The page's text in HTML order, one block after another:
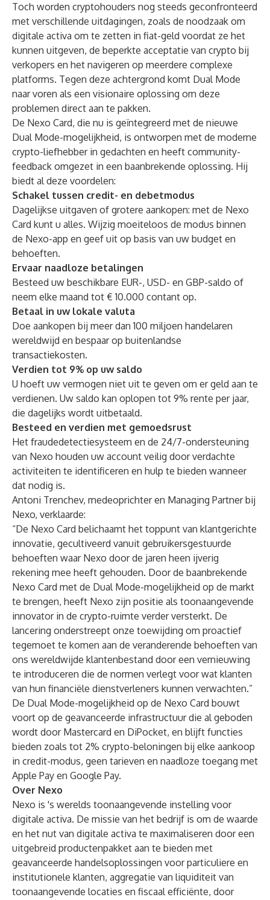
Toch worden cryptohouders nog steeds geconfronteerd
met verschillende uitdagingen, zoals de noodzaak om
digitale activa om te zetten in fiat-geld voordat ze het
kunnen uitgeven, de beperkte acceptatie van crypto bij
verkopers en het navigeren op meerdere complexe
platforms. Tegen deze achtergrond komt Dual Mode
naar voren als een visionaire oplossing om deze
problemen direct aan te pakken.
De Nexo Card, die nu is geïntegreerd met de nieuwe
Dual Mode-mogelijkheid, is ontworpen met de moderne
crypto-liefhebber in gedachten en heeft community-
feedback omgezet in een baanbrekende oplossing. Hij
biedt al deze voordelen:
Schakel tussen credit- en debetmodus
Dagelijkse uitgaven of grotere aankopen: met de Nexo
Card kunt u alles. Wijzig moeiteloos de modus binnen
de Nexo-app en geef uit op basis van uw budget en
behoeften.
Ervaar naadloze betalingen
Besteed uw beschikbare EUR-, USD- en GBP-saldo of
neem elke maand tot € 10.000 contant op.
Betaal in uw lokale valuta
Doe aankopen bij meer dan 100 miljoen handelaren
wereldwijd en bespaar op buitenlandse
transactiekosten.
Verdien tot 9% op uw saldo
U hoeft uw vermogen niet uit te geven om er geld aan te
verdienen. Uw saldo kan oplopen tot 9% rente per jaar,
die dagelijks wordt uitbetaald.
Besteed en verdien met gemoedsrust
Het fraudedetectiesysteem en de 24/7-ondersteuning
van Nexo houden uw account veilig door verdachte
activiteiten te identificeren en hulp te bieden wanneer
dat nodig is.
Antoni Trenchev, medeoprichter en Managing Partner bij
Nexo, verklaarde:
“De Nexo Card belichaamt het toppunt van klantgerichte
innovatie, gecultiveerd vanuit gebruikersgestuurde
behoeften waar Nexo door de jaren heen ijverig
rekening mee heeft gehouden. Door de baanbrekende
Nexo Card met de Dual Mode-mogelijkheid op de markt
te brengen, heeft Nexo zijn positie als toonaangevende
innovator in de crypto-ruimte verder versterkt. De
lancering onderstreept onze toewijding om proactief
tegemoet te komen aan de veranderende behoeften van
ons wereldwijde klantenbestand door een vernieuwing
te introduceren die de normen verlegt voor wat klanten
van hun financiële dienstverleners kunnen verwachten.”
De Dual Mode-mogelijkheid op de Nexo Card bouwt
voort op de geavanceerde infrastructuur die al geboden
wordt door Mastercard en DiPocket, en blijft functies
bieden zoals tot 2% crypto-beloningen bij elke aankoop
in credit-modus, geen tarieven en naadloze toegang met
Apple Pay en Google Pay.
Over Nexo
Nexo is 's werelds toonaangevende instelling voor
digitale activa. De missie van het bedrijf is om de waarde
en het nut van digitale activa te maximaliseren door een
uitgebreid productenpakket aan te bieden met
geavanceerde handelsoplossingen voor particuliere en
institutionele klanten, aggregatie van liquiditeit van
toonaangevende locaties en fiscaal efficiënte, door